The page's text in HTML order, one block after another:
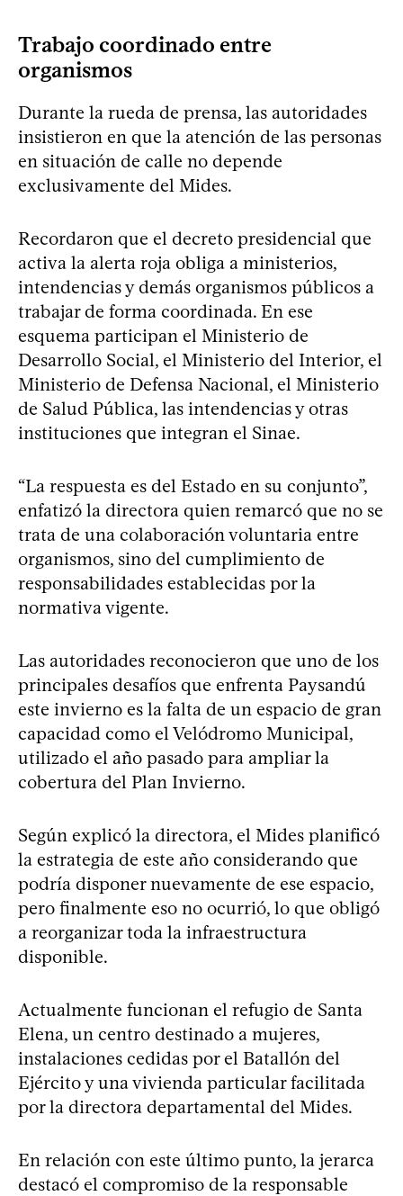
Trabajo coordinado entre
organismos
Durante la rueda de prensa, las autoridades
insistieron en que la atención de las personas
en situación de calle no depende
exclusivamente del Mides.
Recordaron que el decreto presidencial que
activa la alerta roja obliga a ministerios,
intendencias y demás organismos públicos a
trabajar de forma coordinada. En ese
esquema participan el Ministerio de
Desarrollo Social, el Ministerio del Interior, el
Ministerio de Defensa Nacional, el Ministerio
de Salud Pública, las intendencias y otras
instituciones que integran el Sinae.
“La respuesta es del Estado en su conjunto”,
enfatizó la directora quien remarcó que no se
trata de una colaboración voluntaria entre
organismos, sino del cumplimiento de
responsabilidades establecidas por la
normativa vigente.
Las autoridades reconocieron que uno de los
principales desafíos que enfrenta Paysandú
este invierno es la falta de un espacio de gran
capacidad como el Velódromo Municipal,
utilizado el año pasado para ampliar la
cobertura del Plan Invierno.
Según explicó la directora, el Mides planificó
la estrategia de este año considerando que
podría disponer nuevamente de ese espacio,
pero finalmente eso no ocurrió, lo que obligó
a reorganizar toda la infraestructura
disponible.
Actualmente funcionan el refugio de Santa
Elena, un centro destinado a mujeres,
instalaciones cedidas por el Batallón del
Ejército y una vivienda particular facilitada
por la directora departamental del Mides.
En relación con este último punto, la jerarca
destacó el compromiso de la responsable